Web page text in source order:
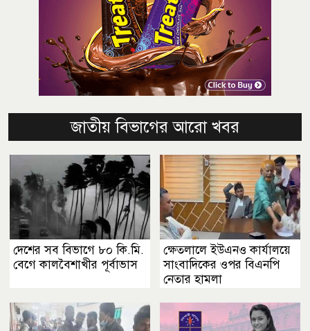
জাতীয় বিভাগের আরো খবর
দেশের সব বিভাগে ৮০ কি.মি.
বেগে কালবৈশাখীর পূর্বাভাস
ক্ষেতলালে ইউএনও কার্যালয়ে
সাংবাদিকের ওপর বিএনপি
নেতার হামলা